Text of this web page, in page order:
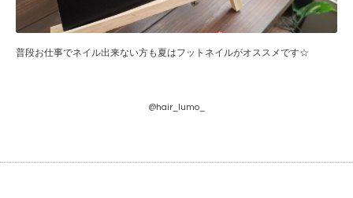
普段お仕事でネイル出来ない方も夏はフットネイルがオススメです☆
@hair_lumo_